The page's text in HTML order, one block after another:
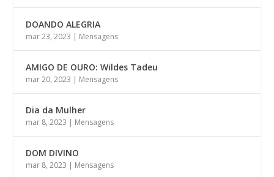
DOANDO ALEGRIA
mar 23, 2023 | Mensagens
AMIGO DE OURO: Wildes Tadeu
mar 20, 2023 | Mensagens
Dia da Mulher
mar 8, 2023 | Mensagens
DOM DIVINO
mar 8, 2023 | Mensagens